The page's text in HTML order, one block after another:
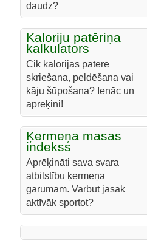
daudz?
Kaloriju patēriņa
kalkulators
Cik kalorijas patērē
skriešana, peldēšana vai
kāju šūpošana? Ienāc un
aprēķini!
Ķermeņa masas
indekss
Aprēķināti sava svara
atbilstību ķermeņa
garumam. Varbūt jāsāk
aktīvāk sportot?